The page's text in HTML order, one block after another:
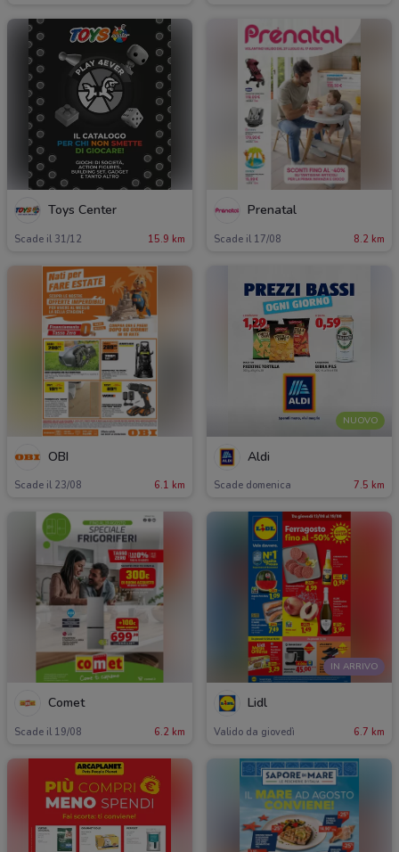
Toys Center
Scade il 31/12 15.9 km
Prenatal
Scade il 17/08 8.2 km
OBI
Scade il 23/08 6.1 km
NUOVO
Aldi
Scade domenica 7.5 km
Comet
Scade il 19/08 6.2 km
IN ARRIVO
Lidl
Valido da giovedì 6.7 km